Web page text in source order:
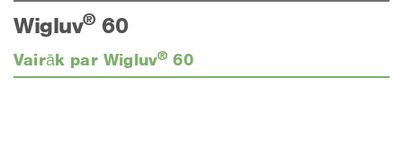
Wigluv®60
Vairāk par Wigluv® 60